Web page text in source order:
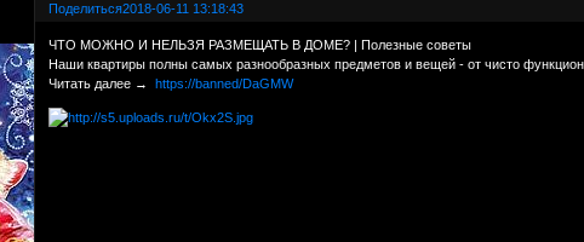
Поделиться2018-06-11 13:18:43
ЧТО МОЖНО И НЕЛЬЗЯ РАЗМЕЩАТЬ В ДОМЕ? | Полезные советы
Наши квартиры полны самых разнообразных предметов и вещей - от чисто
Читать далее →https://banned/DaGMW